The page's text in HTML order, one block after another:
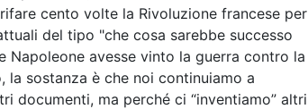
cento volte la Rivoluzione francese per
del tipo "che cosa sarebbe successo
Napoleone avesse vinto la guerra contro la
la sostanza è che noi continuiamo a
documenti, ma perché ci “inventiamo” altri